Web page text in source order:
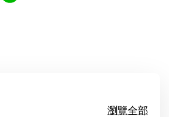
瀏覽全部